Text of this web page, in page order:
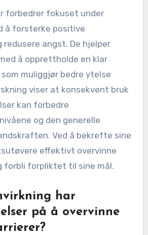
forbedrer fokuset under
å forsterke positive
angst. De hjelper
å opprettholde en klar
muliggjør bedre ytelse
viser at konsekvent bruk
kan forbedre
og den generelle
Ved å bekrefte sine
effektivt overvinne
forbli forpliktet til sine mål.
har
på å overvinne